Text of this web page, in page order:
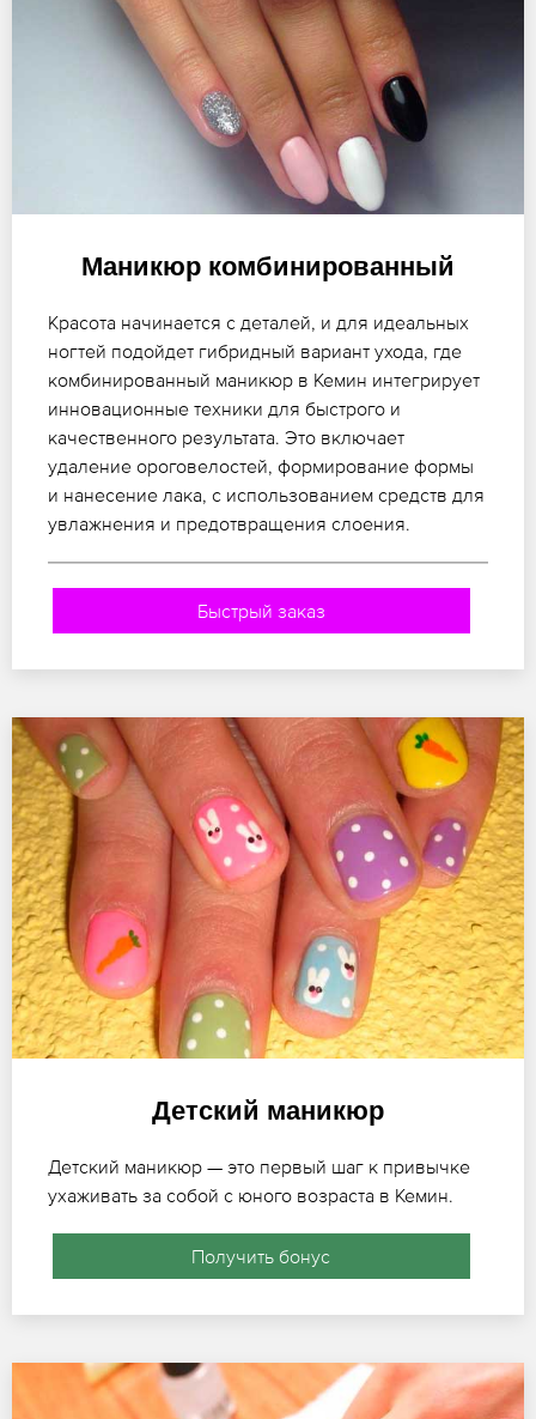
Маникюр комбинированный
Красота начинается с деталей, и для идеальных
ногтей подойдет гибридный вариант ухода, где
комбинированный маникюр в Кемин интегрирует
инновационные техники для быстрого и
качественного результата. Это включает
удаление ороговелостей, формирование формы
и нанесение лака, с использованием средств для
увлажнения и предотвращения слоения.
Быстрый заказ
Детский маникюр
Детский маникюр — это первый шаг к привычке
ухаживать за собой с юного возраста в Кемин.
Получить бонус